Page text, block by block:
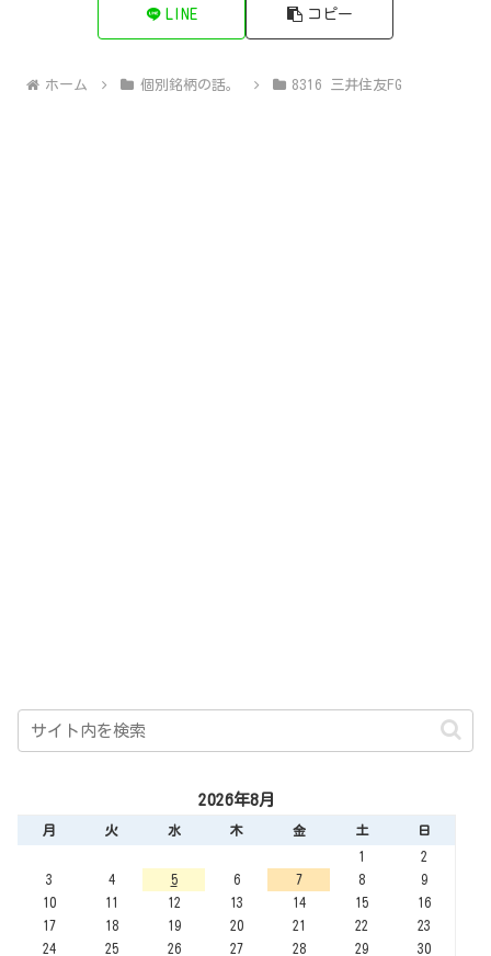
LINE コピー
ホーム 個別銘柄の話。 8316 三井住友FG
2026年8月
月 火 水 木 金 土
日
1
2
3
4 5 6 7 8
9
10
11 12 13 14 15
16
17
18 19 20 21 22
23
24
25 26 27 28 29
30